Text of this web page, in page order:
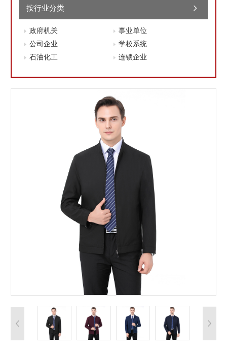
按行业分类
政府机关
事业单位
公司企业
学校系统
石油化工
连锁企业